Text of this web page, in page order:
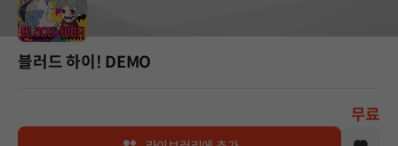
블러드 하이! DEMO
무료